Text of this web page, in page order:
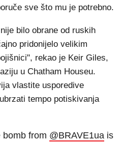
sve što mu je potrebno.
bilo obrane od ruskih
pridonijelo velikim
rekao je Keir Giles,
u Chatham Houseu.
vlastite usporedive
tempo potiskivanja
bomb from @BRAVE1ua is